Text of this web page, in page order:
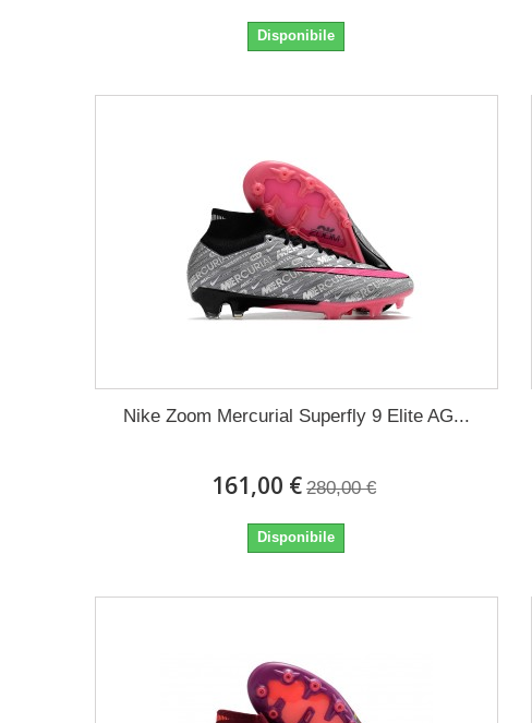
Disponibile
Nike Zoom Mercurial Superfly 9 Elite AG...
161,00 € 280,00 €
Disponibile